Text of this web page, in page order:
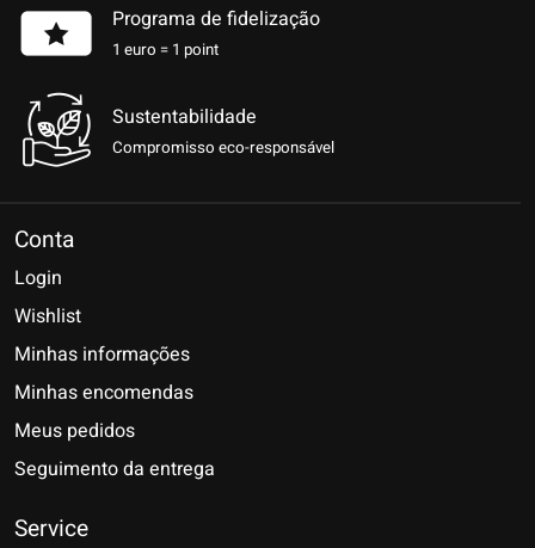
Programa de fidelização
1 euro = 1 point
Sustentabilidade
Compromisso eco-responsável
Conta
Login
Wishlist
Minhas informações
Minhas encomendas
Meus pedidos
Seguimento da entrega
Service